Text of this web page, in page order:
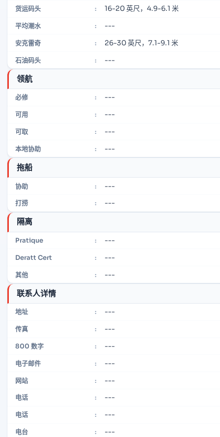
货运码头 : 16-20 英尺，4.9-6.1 米
平均潮水 : ---
安克雷奇 : 26-30 英尺，7.1-9.1 米
石油码头 : ---
领航
必修 : ---
可用 : ---
可取 : ---
本地协助 : ---
拖船
协助 : ---
打捞 : ---
隔离
Pratique : ---
Deratt Cert : ---
其他 : ---
联系人详情
地址 : ---
传真 : ---
800 数字 : ---
电子邮件 : ---
网站 : ---
电话 : ---
电话 : ---
电台 : ---